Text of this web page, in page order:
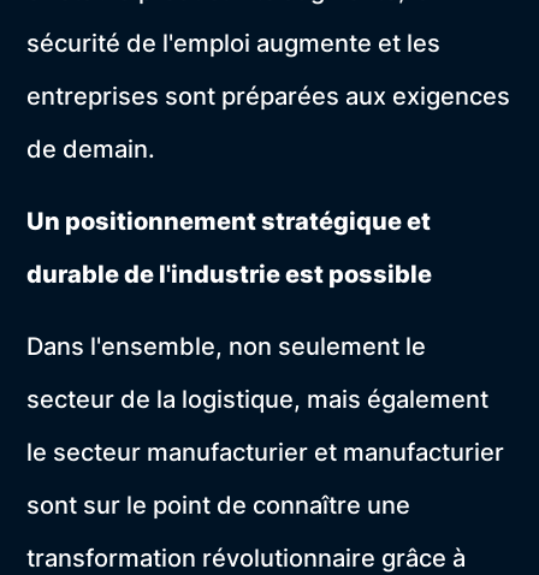
sécurité de l'emploi augmente et les
entreprises sont préparées aux exigences
de demain.
Un positionnement stratégique et
durable de l'industrie est possible
Dans l'ensemble, non seulement le
secteur de la logistique, mais également
le secteur manufacturier et manufacturier
sont sur le point de connaître une
transformation révolutionnaire grâce à